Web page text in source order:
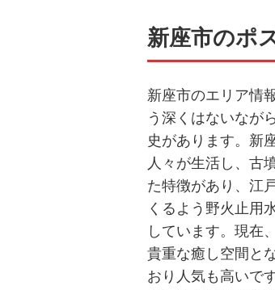
新座市のポ
新座市のエリア情
う深くはないなが
史があります。新
人々が生活し、古
た特徴があり、江
くるよう野火止用
しています。現在
貴重な癒し空間と
おり人気も高いで